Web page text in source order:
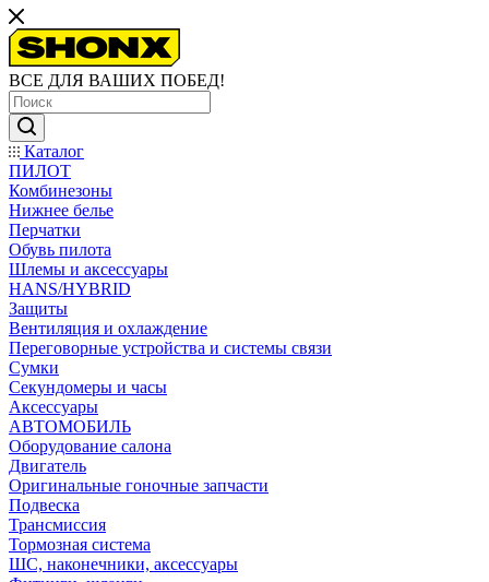
ВСЕ ДЛЯ ВАШИХ ПОБЕД!
Каталог
ПИЛОТ
Комбинезоны
Нижнее белье
Перчатки
Обувь пилота
Шлемы и аксессуары
HANS/HYBRID
Защиты
Вентиляция и охлаждение
Переговорные устройства и системы связи
Сумки
Секундомеры и часы
Аксессуары
АВТОМОБИЛЬ
Оборудование салона
Двигатель
Оригинальные гоночные запчасти
Подвеска
Трансмиссия
Тормозная система
ШС, наконечники, аксессуары